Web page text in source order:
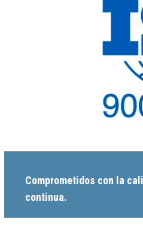
Comprometidos con la
continua.